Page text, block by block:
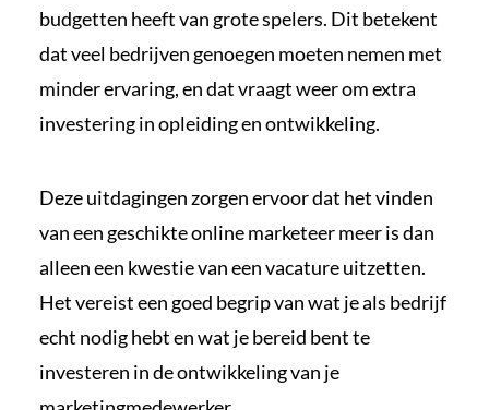
budgetten heeft van grote spelers. Dit betekent
dat veel bedrijven genoegen moeten nemen met
minder ervaring, en dat vraagt weer om extra
investering in opleiding en ontwikkeling.
Deze uitdagingen zorgen ervoor dat het vinden
van een geschikte online marketeer meer is dan
alleen een kwestie van een vacature uitzetten.
Het vereist een goed begrip van wat je als bedrijf
echt nodig hebt en wat je bereid bent te
investeren in de ontwikkeling van je